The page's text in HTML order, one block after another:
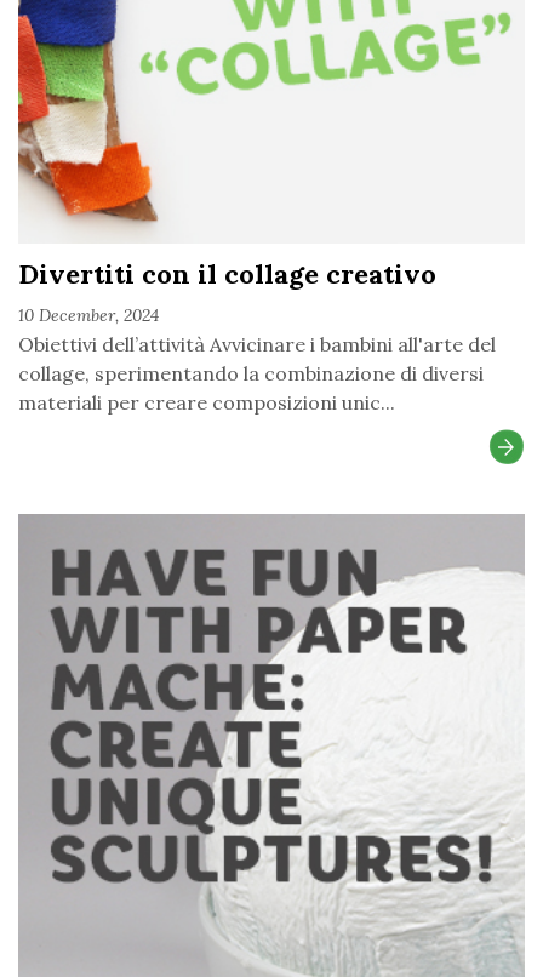
Divertiti con il collage creativo
10 December, 2024
Obiettivi dell’attività Avvicinare i bambini all'arte del
collage, sperimentando la combinazione di diversi
materiali per creare composizioni unic...